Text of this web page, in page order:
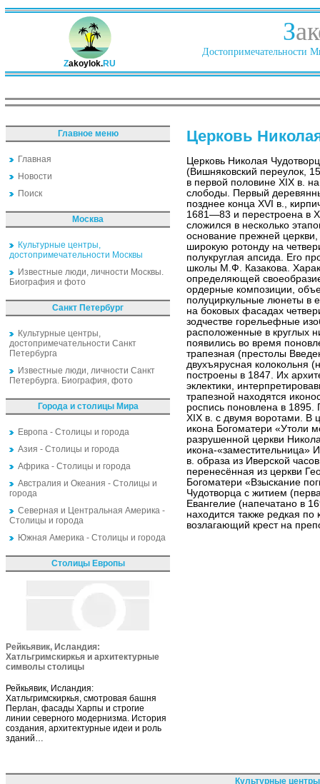
Zakoylok.RU
З
Достопримечательности
Главное меню
Главная
Новости
Поиск
Москва
Культурные центры,
достопримечательности Москвы
Известные люди, личности Москвы.
Биография и фото
Санкт Петербург
Культурные центры,
достопримечательности Санкт
Петербурга
Известные люди, личности Санкт
Петербурга. Биография, фото
Города и столицы Мира
Европа - Столицы и города
Азия - Столицы и города
Африка - Столицы и города
Австралия и Океания - Столицы и
города
Северная и Центральная Америка -
Столицы и города
Южная Америка - Столицы и города
Столицы Европы
Рейкьявик, Исландия:
Хатльгримскиркья и архитектурные
символы столицы
Рейкьявик, Исландия:
Хатльгримскиркья, смотровая башня
Перлан, фасады Харпы и строгие
линии северного модернизма. История
создания, архитектурные идеи и роль
зданий…
Церковь
Церковь Николая
(Вишняковский переулок,
в первой половине XIX в.
слободы. Первый
позднее конца XVI в.,
1681—83 и перестроена в
сложился в несколько
основание прежней
широкую ротонду на
полукруглая апсида. Его
школы М.Ф. Казакова.
определяющей
ордерные композиции,
полуциркульные люнеты в
на боковых фасадах
зодчестве горельефные
расположенные в круглых
появились во время
трапезная (престолы
двухъярусная колокольня
построены в 1847. Их
эклектики,
трапезной находятся
роспись поновлена в 1895.
XIX в. с двумя воротами. В
икона Богоматери «Утоли
разрушенной церкви
икона-«заместительница»
в. образа из Иверской
перенесённая из церкви
Богоматери «Взыскание
Чудотворца с житием
Евангелие (напечатано в
находится также редкая
возлагающий крест на
Культурные